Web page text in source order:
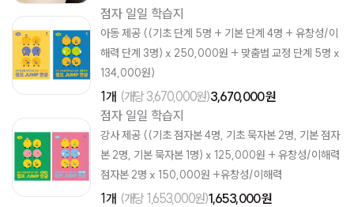
점자 일일 학습지
아동 제공 ((기초 단계 5명 + 기본 단계 4명 + 유창성/이
해력 단계 3명) x 250,000원 + 맞춤법 교정 단계 5명 x
134,000원)
1개 (개당 3,670,000원)3,670,000 원
점자 일일 학습지
강사 제공 ((기초 점자본 4명, 기초 묵자본 2명, 기본 점자
본 2명, 기본 묵자본 1명) x 125,000원 + 유창성/이해력
점자본 2명 x 150,000원 +유창성/이해력
1개 (개당 1,653,000원)1,653,000 원